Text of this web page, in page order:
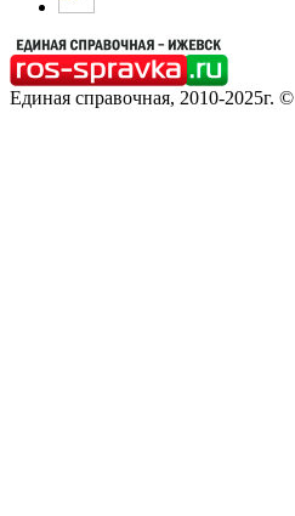
Единая справочная, 2010-2025г. ©